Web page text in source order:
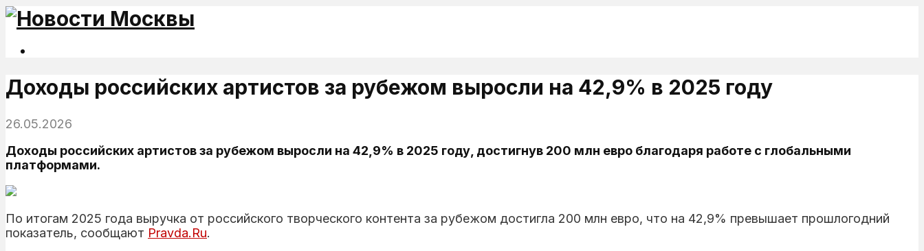
Доходы российских артистов за рубежом выросли на 42,9% в 2025 году
26.05.2026
Доходы российских артистов за рубежом выросли на 42,9% в 2025 году, достигнув 200 млн евро благодаря работе с глобальными
платформами.
По итогам 2025 года выручка от российского творческого контента за рубежом достигла 200 млн евро, что на 42,9% превышает прошлогодний
показатель, сообщают Pravda.Ru.